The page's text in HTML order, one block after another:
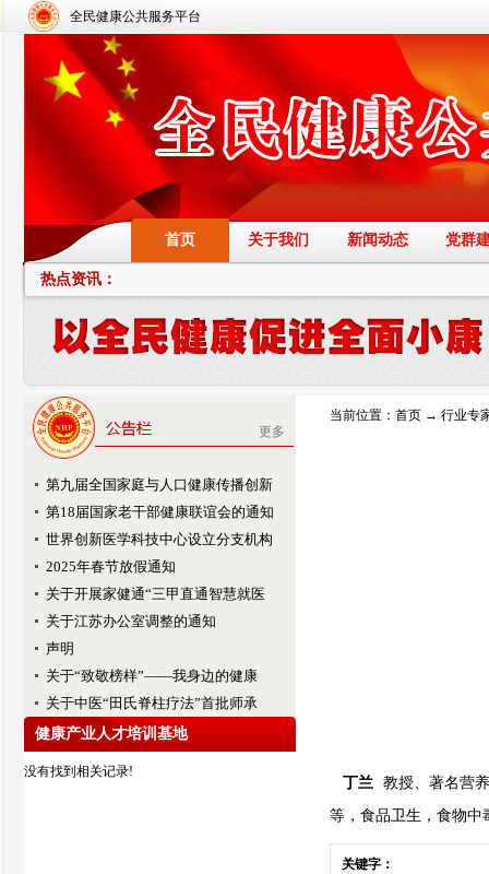
全民健康公共服务平台
首页 关于我们 新闻动态 党群
热点资讯：
更多
第九届全国家庭与人口健康传播创新
第18届国家老干部健康联谊会的通知
世界创新医学科技中心设立分支机构
2025年春节放假通知
关于开展家健通“三甲直通智慧就医
关于江苏办公室调整的通知
声明
关于“致敬榜样”——我身边的健康
关于中医“田氏脊柱疗法”首批师承
健康产业人才培训基地
没有找到相关记录!
当前位置： 首页 → 行业专
丁兰 教授、著名营
等，食品卫生，食物中
关键字：